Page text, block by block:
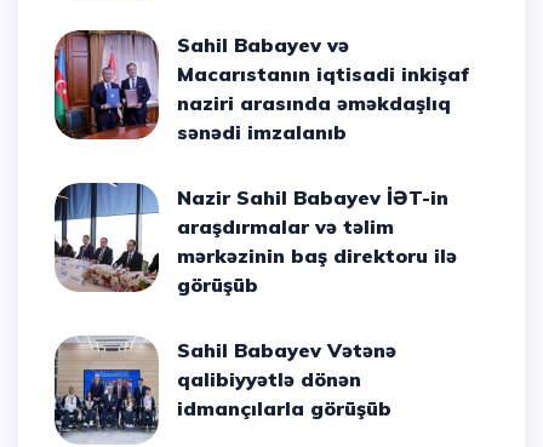
Sahil Babayev və
Macarıstanın iqtisadi inkişaf
naziri arasında əməkdaşlıq
sənədi imzalanıb
Nazir Sahil Babayev İƏT-in
araşdırmalar və təlim
mərkəzinin baş direktoru ilə
görüşüb
Sahil Babayev Vətənə
qalibiyyətlə dönən
idmançılarla görüşüb